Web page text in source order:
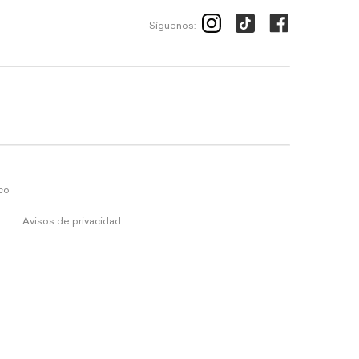
Síguenos:
Avisos de privacidad